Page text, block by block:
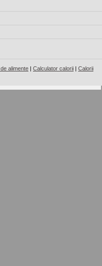
alimente | Calculator calorii | Calorii